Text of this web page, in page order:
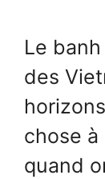
Le
des
chose à
quand